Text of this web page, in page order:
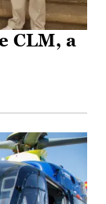
CLM, a